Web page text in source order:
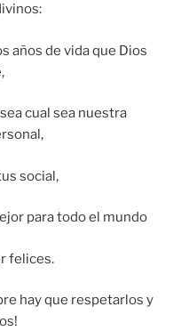
años de vida que Dios
cual sea nuestra
social,
para todo el mundo
felices.
hay que respetarlos y